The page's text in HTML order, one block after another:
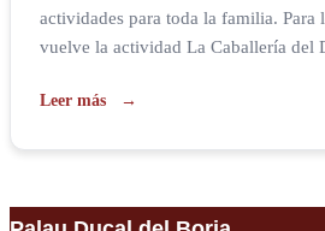
actividades para toda la familia. Para
vuelve la actividad La Caballería del
que quieran formar de la nueva
Leer más